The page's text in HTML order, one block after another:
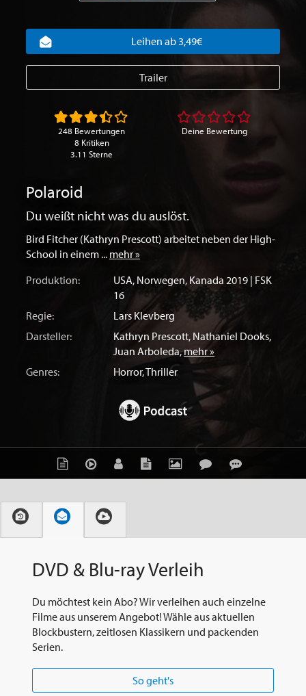
Polaroid
Du weißt nicht was du auslöst.
Bird Fitcher (Kathryn Prescott) arbeitet neben der High-
School in einem ... mehr »
Produktion:
USA, Norwegen, Kanada 2019 | FSK
16
Regie:
Lars Klevberg
Darsteller:
Kathryn Prescott, Nathaniel Dooks,
Juan Arboleda,mehr »
Genres:
Horror,Thriller
Leihen ab 3,49€
Trailer
248 Bewertungen
8 Kritiken
3.11 Sterne
Deine Bewertung
DVD & Blu-ray Verleih
Du möchtest kein Abo? Wir verleihen auch einzelne
Filme aus unserem Angebot! Wähle aus aktuellen
Blockbustern, zeitlosen Klassikern und packenden
Serien.
So geht's